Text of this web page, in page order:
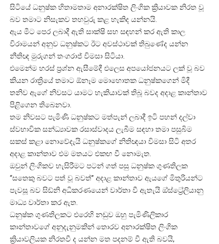
සිටියේ ධනුෂ්ක හිතාමතාම අනාරක්ෂිත ලිංගික ක්‍රියාවක නිරත වූ
බව තමාට නිසැකව තහවුරු කළ හැකිද යන්නයි.
ඇය මීට පෙර ලබාදී ඇති සාක්ෂි සහ සඳහන් කර ඇති කාල
විරාමයන් අනුව ධනුෂ්කට ඊට අවස්ථාවක් තිබුණේද යන්න
නීතිඥ මුරුගන් තංගරාජ් විමසා සිටියා.
එමෙන්ම හරස් ප්‍රශ්න ඇසීමේදී එලෙස අපයෝජනයට ලක් වූ බව
කියන රාත්‍රියේ තමාට ඕනෑම මොහොතක ධනුෂ්කගෙන් මිදී
තනිව ඇගේ නිවසට යාමට හැකියාවක් තිබූ බවද අදාළ කාන්තාව
පිළිගෙන තිබෙනවා.
තම නිවසට පැමිණි ධනුෂ්කට මත්පැන් ලබාදී ඉටි පහන් දල්වා
ස්වභාවික සන්ධ්‍යාවක රසාස්වාදය ලැබීම සඳහා තමා පසුබිම
සකස් කළා නොවේදැයි ධනුෂ්කගේ නිතිඥයා විමසා සිටි අතර
අදාළ කාන්තාව එම මතයට එකඟ වී නොමැත.
ඔවුන් ලිංගිකව හැසිරීමට පටන් ගත් පසු ධනුෂ්ක ගුණතිලක
“සතෙකු බවට පත් වූ බවත්” අදාළ කාන්තාව ඇයගේ මිතුරියන්ට
පැවසූ බව සිඩ්නි අධිකරණයෙන් වාර්තා වී ඇතැයි ඔ්ස්ට්‍රේලියානු
මාධ්‍ය වාර්තා කර ඇත.
ධනුෂ්ක ගුණතිලකට එරෙහි නඩුව ඔහු පැමිණිලිකාර
කාන්තාවගේ අනුදැනුමකින් තොරව අනාරක්ෂිත ලිංගික
ක්‍රියාවලියක නිරතවී ද යන්න මත පදනම් වී ඇති බවයි,